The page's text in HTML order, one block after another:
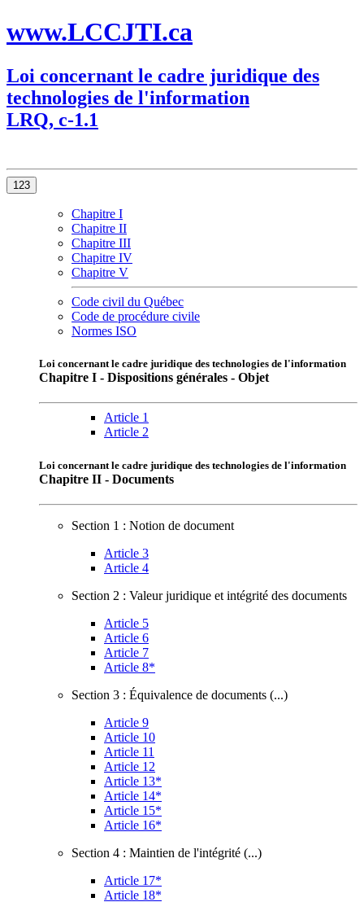
www.LCCJTI.ca
Loi concernant le cadre juridique des
technologies de l'information
LRQ, c-1.1
123
Chapitre I
Chapitre II
Chapitre III
Chapitre IV
Chapitre V
Code civil du Québec
Code de procédure civile
Normes ISO
Loi concernant le cadre juridique des technologies de l'information
Chapitre I - Dispositions générales - Objet
Article 1
Article 2
Loi concernant le cadre juridique des technologies de l'information
Chapitre II - Documents
Section 1 : Notion de document
Article 3
Article 4
Section 2 : Valeur juridique et intégrité des documents
Article 5
Article 6
Article 7
Article 8*
Section 3 : Équivalence de documents (...)
Article 9
Article 10
Article 11
Article 12
Article 13*
Article 14*
Article 15*
Article 16*
Section 4 : Maintien de l'intégrité (...)
Article 17*
Article 18*